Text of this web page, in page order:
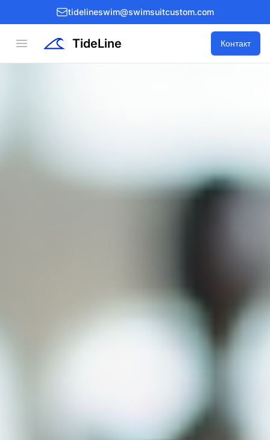
tidelineswim@swimsuitcustom.com
Open menu TideLine Контакт